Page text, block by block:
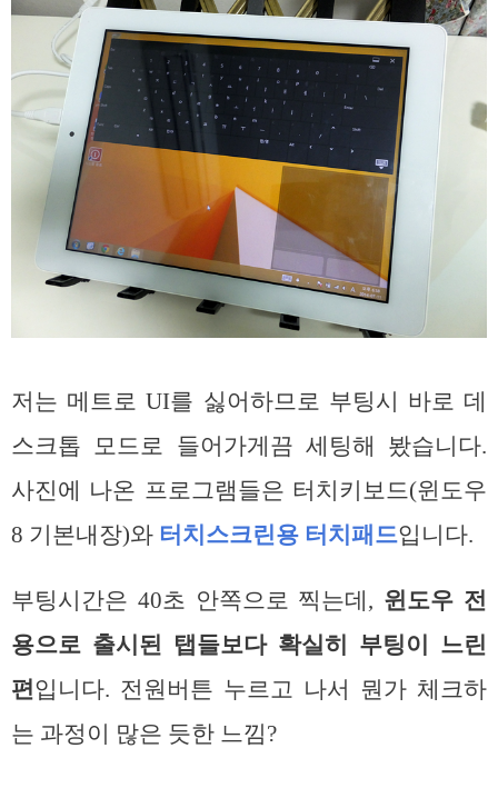
저는 메트로 UI를 싫어하므로 부팅시 바로 데
스크톱 모드로 들어가게끔 세팅해 봤습니다.
사진에 나온 프로그램들은 터치키보드(윈도우
8 기본내장)와 터치스크린용 터치패드입니다.
부팅시간은 40초 안쪽으로 찍는데, 윈도우 전
용으로 출시된 탭들보다 확실히 부팅이 느린
편입니다. 전원버튼 누르고 나서 뭔가 체크하
는 과정이 많은 듯한 느낌?